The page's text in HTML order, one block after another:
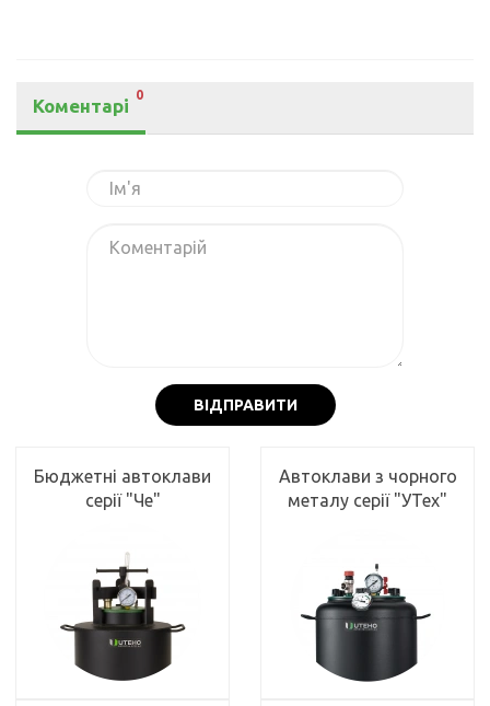
Коментарі
0
ВІДПРАВИТИ
Бюджетні автоклави
серії "Че"
Автоклави з чорного
металу серії "УТех"